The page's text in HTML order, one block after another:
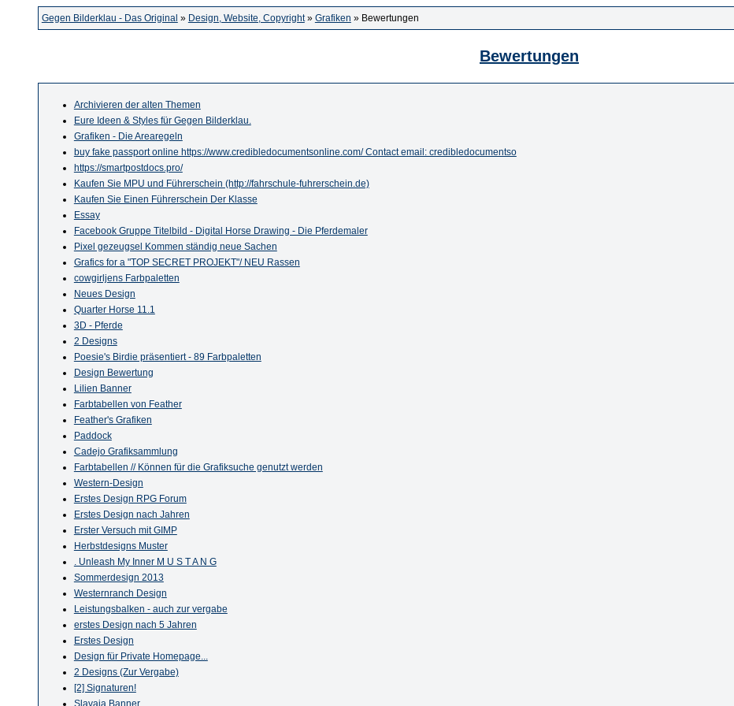
Gegen Bilderklau - Das Original » Design, Website, Copyright» Grafiken » Bewertungen
Bewertungen
Archivieren der alten Themen
Eure Ideen & Styles für Gegen Bilderklau.
Grafiken - Die Arearegeln
buy fake passport online https://www.credibledocumentsonline.com/ Contact email: credibledocumentso
https://smartpostdocs.pro/
Kaufen Sie MPU und Führerschein (http://fahrschule-fuhrerschein.de)
Kaufen Sie Einen Führerschein Der Klasse
Essay
Facebook Gruppe Titelbild - Digital Horse Drawing - Die Pferdemaler
Pixel gezeugsel Kommen ständig neue Sachen
Grafics for a "TOP SECRET PROJEKT"/ NEU Rassen
cowgirljens Farbpaletten
Neues Design
Quarter Horse 11.1
3D - Pferde
2 Designs
Poesie's Birdie präsentiert - 89 Farbpaletten
Design Bewertung
Lilien Banner
Farbtabellen von Feather
Feather's Grafiken
Paddock
Cadejo Grafiksammlung
Farbtabellen // Können für die Grafiksuche genutzt werden
Western-Design
Erstes Design RPG Forum
Erstes Design nach Jahren
Erster Versuch mit GIMP
Herbstdesigns Muster
. Unleash My Inner M U S T A N G
Sommerdesign 2013
Westernranch Design
Leistungsbalken - auch zur vergabe
erstes Design nach 5 Jahren
Erstes Design
Design für Private Homepage...
2 Designs (Zur Vergabe)
[2] Signaturen!
Slavaja Banner